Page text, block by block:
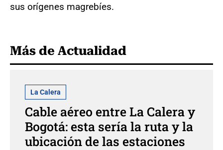
sus orígenes magrebíes.
Más de Actualidad
La Calera
Cable aéreo entre La Calera y
Bogotá: esta sería la ruta y la
ubicación de las estaciones